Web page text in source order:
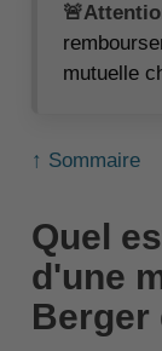
mutuelle
↑ Sommaire
Quel
d'une
Berger